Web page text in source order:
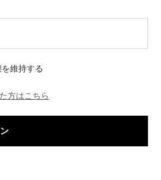
維持する
方はこちら